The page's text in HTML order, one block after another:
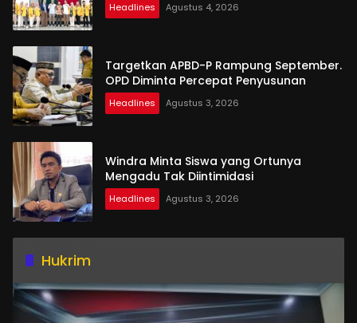
Headlines Agustus 4, 2026
Targetkan APBD-P Rampung September.
OPD Diminta Percepat Penyusunan
Headlines Agustus 3, 2026
Windra Minta Siswa yang Ortunya
Mengadu Tak Diintimidasi
Headlines Agustus 3, 2026
Hukrim